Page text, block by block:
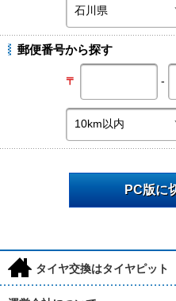
郵便番号から探す
〒 -
PC版に
h タイヤ交換はタイヤピット